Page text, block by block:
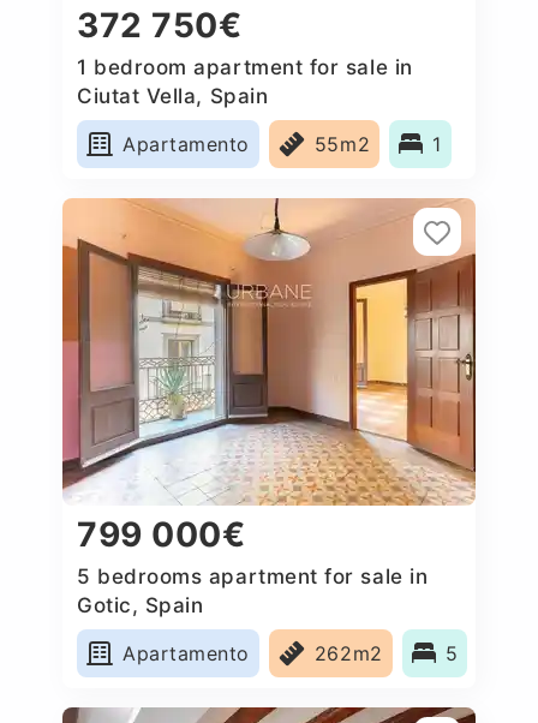
372 750€
1 bedroom apartment for sale in
Ciutat Vella, Spain
Apartamento
55m2 1
799 000€
5 bedrooms apartment for sale in
Gotic, Spain
Apartamento
262m2 5